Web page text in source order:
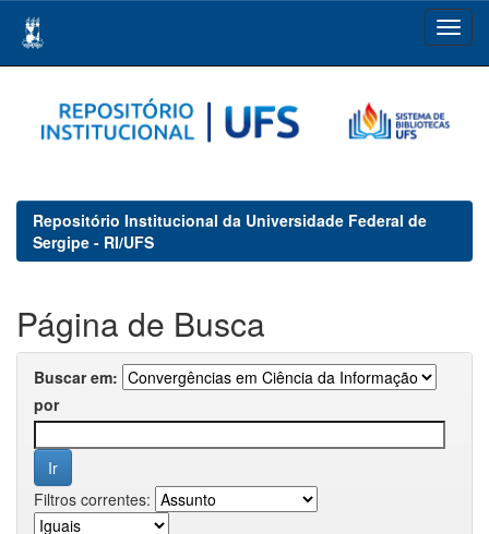
navigation
Repositório Institucional da Universidade Federal de
Sergipe - RI/UFS
Página de Busca
Buscar em:
por
Filtros correntes: